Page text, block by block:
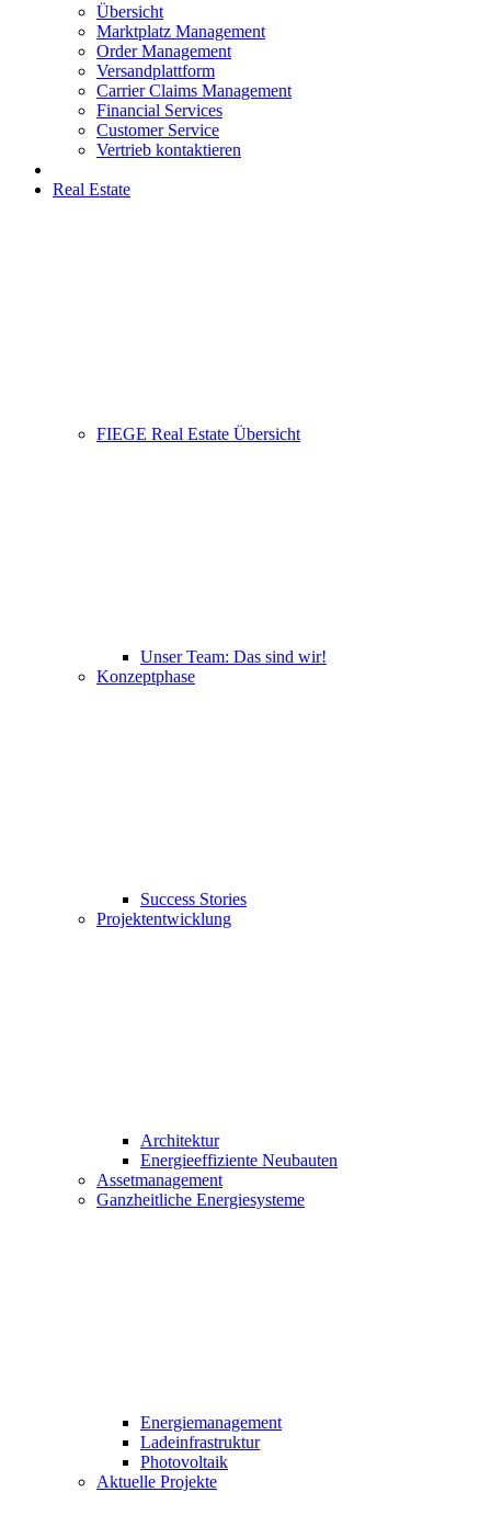
Übersicht
Marktplatz Management
Order Management
Versandplattform
Carrier Claims Management
Financial Services
Customer Service
Vertrieb kontaktieren
Real Estate
FIEGE Real Estate Übersicht
Unser Team: Das sind wir!
Konzeptphase
Success Stories
Projektentwicklung
Architektur
Energieeffiziente Neubauten
Assetmanagement
Ganzheitliche Energiesysteme
Energiemanagement
Ladeinfrastruktur
Photovoltaik
Aktuelle Projekte